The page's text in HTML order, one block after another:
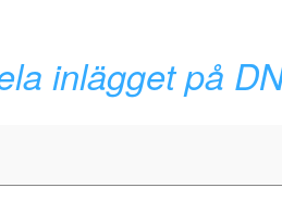
inlägget på